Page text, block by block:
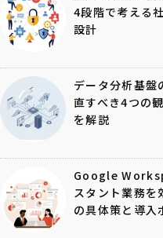
4段階で考える
設計
データ分析基盤
直すべき4つの
を解説
Google
スタント業務を
の具体策と導入